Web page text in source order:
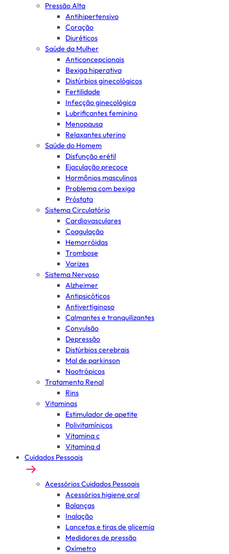
Pressão Alta
Antihipertensivo
Coração
Diuréticos
Saúde da Mulher
Anticoncepcionais
Bexiga hiperativa
Distúrbios ginecológicos
Fertilidade
Infecção ginecológica
Lubrificantes feminino
Menopausa
Relaxantes uterino
Saúde do Homem
Disfunção erétil
Ejaculação precoce
Hormônios masculinos
Problema com bexiga
Próstata
Sistema Circulatório
Cardiovasculares
Coagulação
Hemorróidas
Trombose
Varizes
Sistema Nervoso
Alzheimer
Antipsicóticos
Antivertiginoso
Calmantes e tranquilizantes
Convulsão
Depressão
Distúrbios cerebrais
Mal de parkinson
Nootrópicos
Tratamento Renal
Rins
Vitaminas
Estimulador de apetite
Polivitamínicos
Vitamina c
Vitamina d
Cuidados Pessoais
Acessórios Cuidados Pessoais
Acessórios higiene oral
Balanças
Inalação
Lancetas e tiras de glicemia
Medidores de pressão
Oxímetro